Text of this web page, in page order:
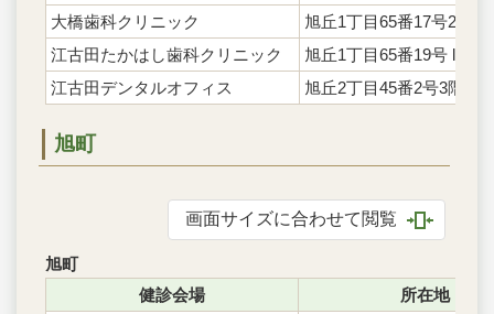
大橋歯科クリニック
旭丘1丁目65番17号2階
江古田たかはし歯科クリニック
旭丘1丁目65番19号 ll-1階
江古田デンタルオフィス
旭丘2丁目45番2号3階
旭町
画面サイズに合わせて閲覧
旭町
健診会場
所在地